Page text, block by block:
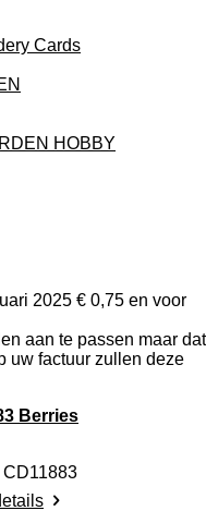
Cards
HOBBY
2025 € 0,75 en voor
aan te passen maar dat
uw factuur zullen deze
Berries